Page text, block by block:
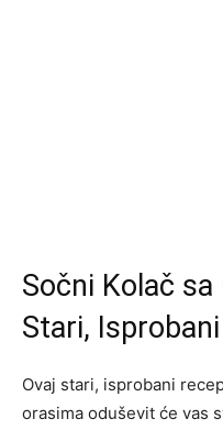
Sočni Kolač
Stari,
Ovaj stari, isprobani
orasima oduševit će vas